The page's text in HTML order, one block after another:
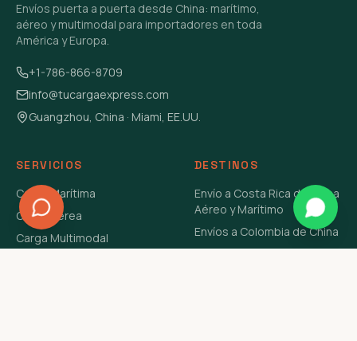
Envíos puerta a puerta desde China: marítimo,
aéreo y multimodal para importadores en toda
América y Europa.
+1-786-866-8709
info@tucargaexpress.com
Guangzhou, China · Miami, EE.UU.
SERVICIOS
Carga Marítima
Carga Aérea
Carga Multimodal
DESTINOS
Envío a Costa Rica de China
Aéreo y Marítimo
Envíos a Colombia de China